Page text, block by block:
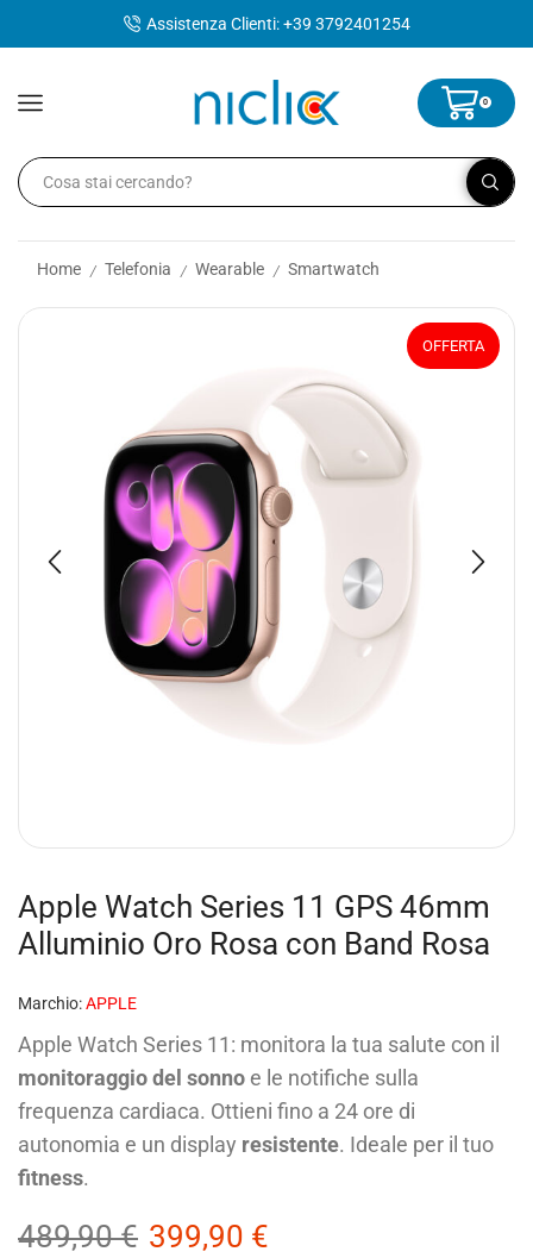
Assistenza Clienti: +39 3792401254
0
Home / Telefonia / Wearable / Smartwatch
OFFERTA
Apple Watch Series 11 GPS 46mm
Alluminio Oro Rosa con Band Rosa
Marchio:APPLE
Apple Watch Series 11: monitora la tua salute con il
monitoraggio del sonno e le notifiche sulla
frequenza cardiaca. Ottieni fino a 24 ore di
autonomia e un display resistente. Ideale per il tuo
fitness.
489,90€ 399,90 €